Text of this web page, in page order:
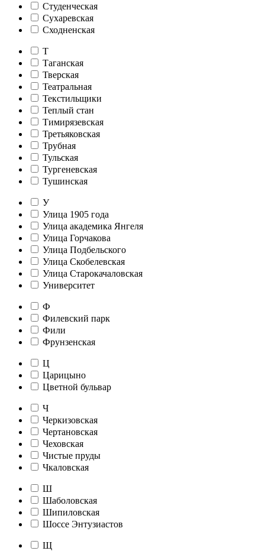
Студенческая
Сухаревская
Сходненская
Т
Таганская
Тверская
Театральная
Текстильщики
Теплый стан
Тимирязевская
Третьяковская
Трубная
Тульская
Тургеневская
Тушинская
У
Улица 1905 года
Улица академика Янгеля
Улица Горчакова
Улица Подбельского
Улица Скобелевская
Улица Старокачаловская
Университет
Ф
Филевский парк
Фили
Фрунзенская
Ц
Царицыно
Цветной бульвар
Ч
Черкизовская
Чертановская
Чеховская
Чистые пруды
Чкаловская
Ш
Шаболовская
Шипиловская
Шоссе Энтузиастов
Щ